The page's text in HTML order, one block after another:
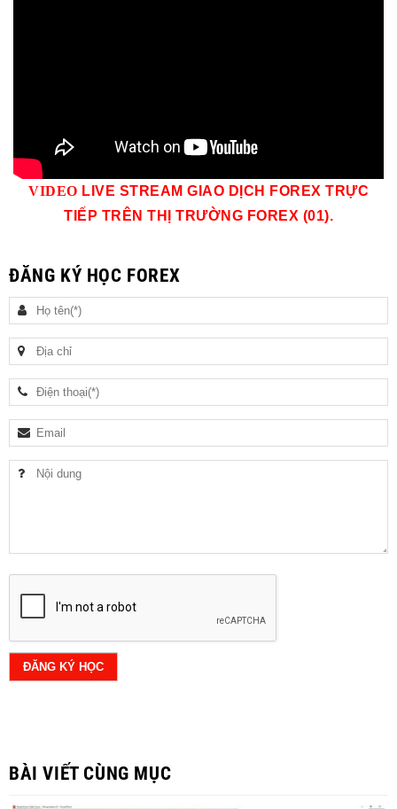
VIDEO LIVE STREAM GIAO DỊCH FOREX TRỰC
TIẾP TRÊN THỊ TRƯỜNG FOREX (01).
ĐĂNG KÝ HỌC FOREX
BÀI VIẾT CÙNG MỤC